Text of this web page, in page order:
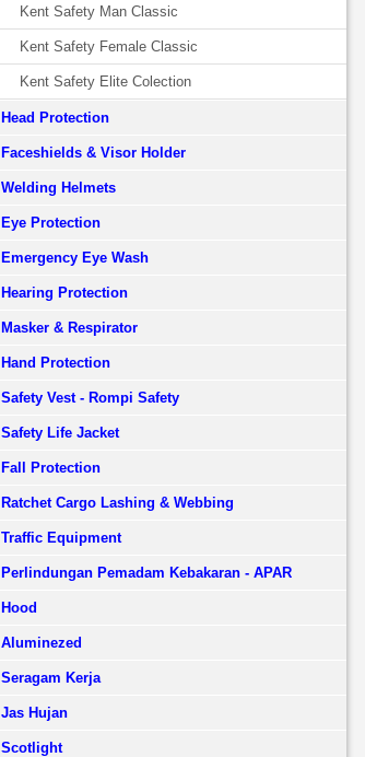
Kent Safety Man Classic
Kent Safety Female Classic
Kent Safety Elite Colection
Head Protection
Faceshields & Visor Holder
Welding Helmets
Eye Protection
Emergency Eye Wash
Hearing Protection
Masker & Respirator
Hand Protection
Safety Vest - Rompi Safety
Safety Life Jacket
Fall Protection
Ratchet Cargo Lashing & Webbing
Traffic Equipment
Perlindungan Pemadam Kebakaran - APAR
Hood
Aluminezed
Seragam Kerja
Jas Hujan
Scotlight